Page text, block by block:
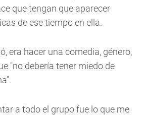
que tengan que aparecer
de ese tiempo en ella.
era hacer una comedia, género,
"no debería tener miedo de
a todo el grupo fue lo que me